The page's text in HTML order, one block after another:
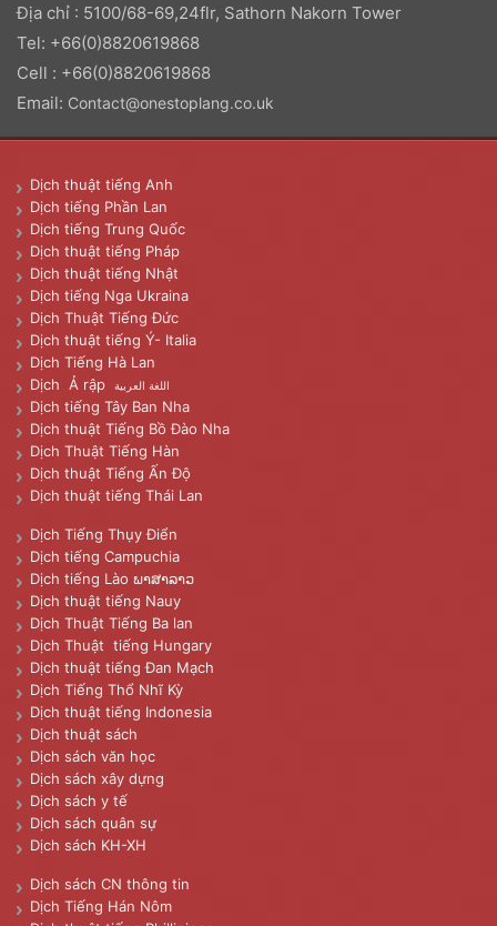
Địa chỉ : 5100/68-69,24flr, Sathorn Nakorn Tower
Tel: +66(0)8820619868
Cell : +66(0)8820619868
Email: Contact@onestoplang.co.uk
Dịch thuật tiếng Anh
Dịch tiếng Phần Lan
Dịch tiếng Trung Quốc
Dịch thuật tiếng Pháp
Dịch thuật tiếng Nhật
Dịch tiếng Nga Ukraina
Dịch Thuật Tiếng Đức
Dịch thuật tiếng Ý- Italia
Dịch Tiếng Hà Lan
Dịch Ả rập
اللغة العربية
Dịch tiếng Tây Ban Nha
Dịch thuật Tiếng Bồ Đào Nha
Dịch Thuật Tiếng Hàn
Dịch thuật Tiếng Ấn Độ
Dịch thuật tiếng Thái Lan
Dịch Tiếng Thụy Điển
Dịch tiếng Campuchia
Dịch tiếng Lào ພາສາລາວ
Dịch thuật tiếng Nauy
Dịch Thuật Tiếng Ba lan
Dịch Thuật tiếng Hungary
Dịch thuật tiếng Đan Mạch
Dịch Tiếng Thổ Nhĩ Kỳ
Dịch thuật tiếng Indonesia
Dịch thuật sách
Dịch sách văn học
Dịch sách xây dựng
Dịch sách y tế
Dịch sách quân sự
Dịch sách KH-XH
Dịch sách CN thông tin
Dịch Tiếng Hán Nôm